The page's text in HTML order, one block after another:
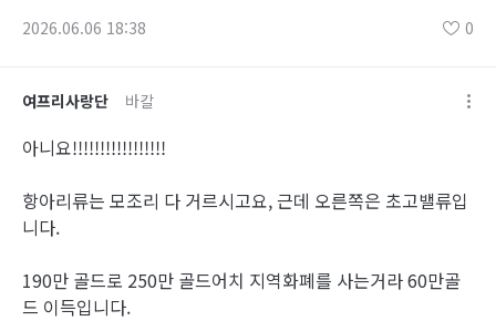
2026.06.06 18:38 0
여프리사랑단 바칼
아니요!!!!!!!!!!!!!!!!!
항아리류는 모조리 다 거르시고요, 근데 오른쪽은 초고밸류입
니다.
190만 골드로 250만 골드어치 지역화폐를 사는거라 60만골
드 이득입니다.